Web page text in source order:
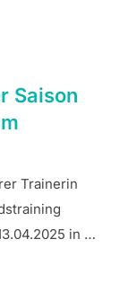
Saison
Trainerin
in …